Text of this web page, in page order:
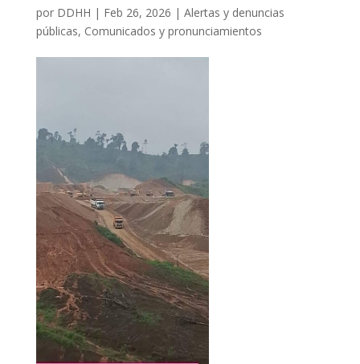
por DDHH | Feb 26, 2026 | Alertas y denuncias
públicas, Comunicados y pronunciamientos